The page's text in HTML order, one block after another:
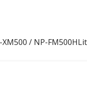
/ NP-